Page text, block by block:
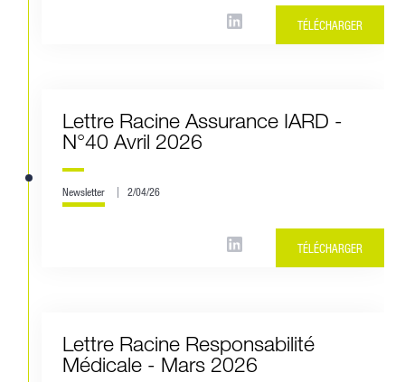
TÉLÉCHARGER
Lettre Racine Assurance IARD -
N°40 Avril 2026
Newsletter 2/04/26
TÉLÉCHARGER
Lettre Racine Responsabilité
Médicale - Mars 2026